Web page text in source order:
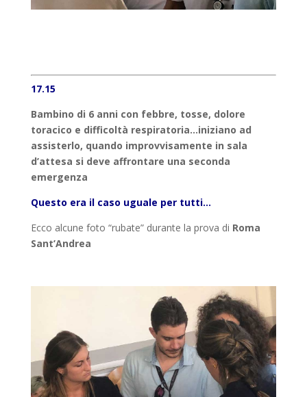
17.15
Bambino di 6 anni con febbre, tosse, dolore
toracico e difficoltà respiratoria…iniziano ad
assisterlo, quando improvvisamente in sala
d’attesa si deve affrontare una seconda
emergenza
Questo era il caso uguale per tutti…
Ecco alcune foto “rubate” durante la prova di Roma
Sant’Andrea